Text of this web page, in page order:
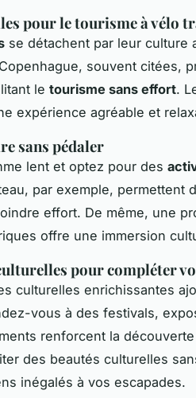
pour le tourisme à vélo
se détachent par leur culture
souvent citées,
le tourisme sans effort.
expérience agréable et
sans pédaler
lent et optez pour des
par exemple, permettent
effort. De même, une
offre une immersion
pour compléter
culturelles enrichissantes
vous à des festivals,
renforcent la
des beautés culturelles
inégalés à vos escapades.